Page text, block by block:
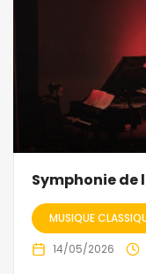
Symphonie de
MUSIQUE
14/05/2026